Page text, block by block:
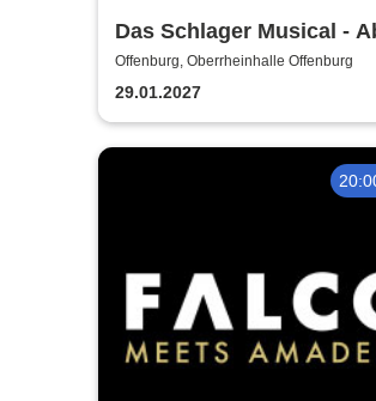
Das Schlager Musical -
den Süden 2026/2027
Offenburg, Oberrheinhalle Offenburg
29.01.2027